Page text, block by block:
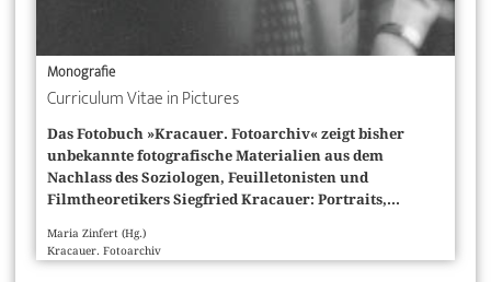
Monografie
Curriculum Vitae in Pictures
Das Fotobuch »Kracauer. Fotoarchiv« zeigt bisher
unbekannte fotografische Materialien aus dem
Nachlass des Soziologen, Feuilletonisten und
Filmtheoretikers Siegfried Kracauer: Portraits,...
Maria Zinfert (Hg.)
Kracauer. Fotoarchiv